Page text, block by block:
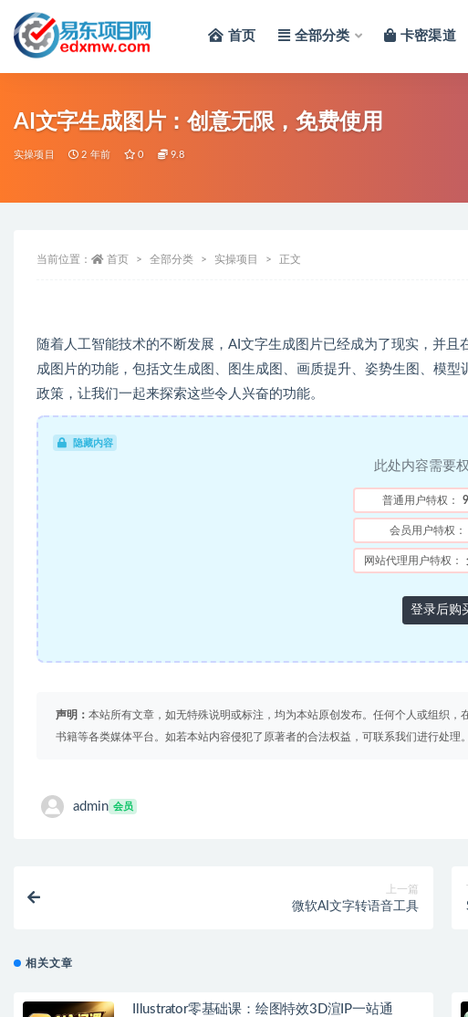
首页 全部分类 卡密渠道
AI文字生成图片：创意无限，免费使用
实操项目 2 年前 0 9.8
当前位置： 首页 全部分类 实操项目 正文
随着人工智能技术的不断发展，AI文字生成图片已经成为了现实，并
成图片的功能，包括文生成图、图生成图、画质提升、姿势生图、模
政策，让我们一起来探索这些令人兴奋的功能。
隐藏内容
此处内容需要
普通用户特权：
会员用户特权：
网站代理用户特权：
登录后购
声明： 本站所有文章，如无特殊说明或标注，均为本站原创发布。任何个人或组织
书籍等各类媒体平台。如若本站内容侵犯了原著者的合法权益，可联系我们进行处理。
admin 会员
上一篇
微软AI文字转语音工具
相关文章
Illustrator零基础课：绘图特效3D渲IP一站通